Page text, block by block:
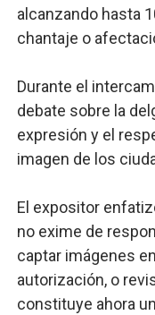
alcanzando hasta
chantaje o
Durante el
debate sobre la
expresión y el
imagen de los
El expositor
no exime de
captar imágenes
autorización, o
constituye ahora